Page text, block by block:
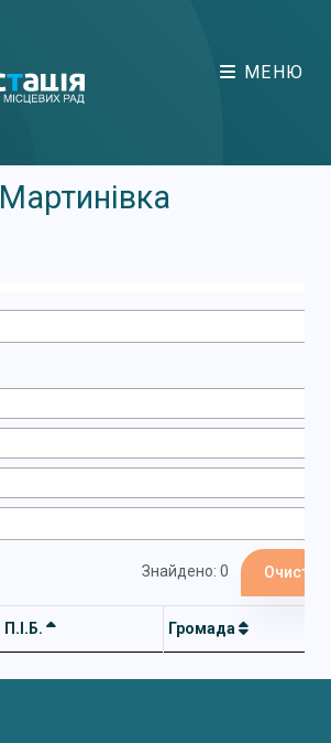
МЕНЮ
Мартинівка
Знайдено: 0
П.І.Б. Громада